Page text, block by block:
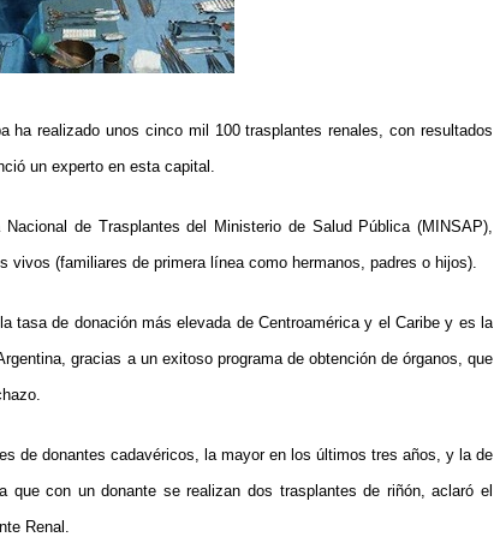
ha realizado unos cinco mil 100 trasplantes renales, con resultados
un experto en esta capital.
de Trasplantes del Ministerio de Salud Pública (MINSAP),
(familiares de primera línea como hermanos, padres o hijos).
tasa de donación más elevada de Centroamérica y el Caribe y es la
gracias a un exitoso programa de obtención de órganos, que
de donantes cadavéricos, la mayor en los últimos tres años, y la de
con un donante se realizan dos trasplantes de riñón, aclaró el
Renal.